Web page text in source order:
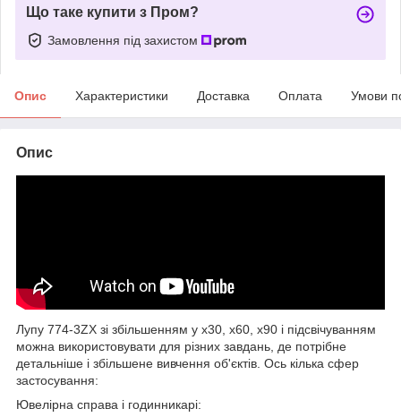
Що таке купити з Пром?
Замовлення під захистом
Опис Характеристики Доставка Оплата Умови
Опис
Лупу 774-3ZX зі збільшенням у х30, х60, х90 і підсвічуванням
можна використовувати для різних завдань, де потрібне
детальніше і збільшене вивчення об'єктів. Ось кілька сфер
застосування:
Ювелірна справа і годинникарі: